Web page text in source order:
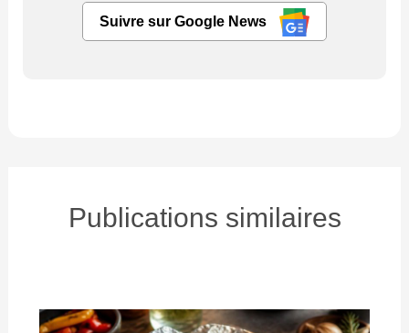
Suivre sur Google News
Publications similaires